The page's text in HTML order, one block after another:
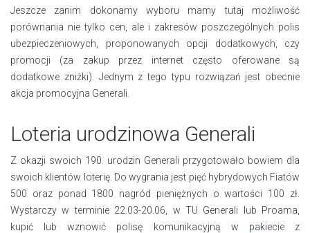
Jeszcze zanim dokonamy wyboru mamy tutaj możliwość
porównania nie tylko cen, ale i zakresów poszczególnych polis
ubezpieczeniowych, proponowanych opcji dodatkowych, czy
promocji (za zakup przez internet często oferowane są
dodatkowe zniżki). Jednym z tego typu rozwiązań jest obecnie
akcja promocyjna Generali.
Loteria urodzinowa Generali
Z okazji swoich 190. urodzin Generali przygotowało bowiem dla
swoich klientów loterię. Do wygrania jest pięć hybrydowych Fiatów
500 oraz ponad 1800 nagród pieniężnych o wartości 100 zł.
Wystarczy w terminie 22.03-20.06, w TU Generali lub Proama,
kupić lub wznowić polisę komunikacyjną w pakiecie z